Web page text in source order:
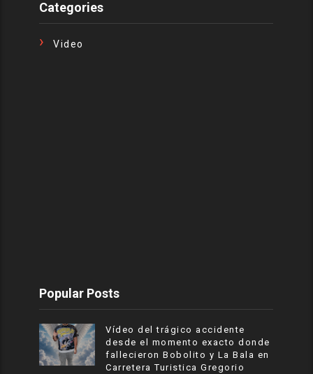
Categories
Video
Popular Posts
Vídeo del trágico accidente
desde el momento exacto donde
fallecieron Bobolito y La Bala en
Carretera Turistica Gregorio